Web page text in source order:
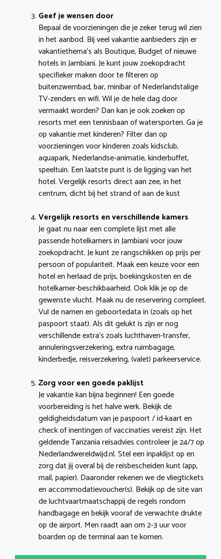
Geef je wensen door
Bepaal de voorzieningen die je zeker terug wil zien
in het aanbod. Bij veel vakantie aanbieders zijn er
vakantiethema’s als Boutique, Budget of nieuwe
hotels in Jambiani. Je kunt jouw zoekopdracht
specifieker maken door te filteren op
buitenzwembad, bar, minibar of Nederlandstalige
TV-zenders en wifi. Wil je de hele dag door
vermaakt worden? Dan kan je ook zoeken op
resorts met een tennisbaan of watersporten. Ga je
op vakantie met kinderen? Filter dan op
voorzieningen voor kinderen zoals kidsclub,
aquapark, Nederlandse-animatie, kinderbuffet,
speeltuin. Een laatste punt is de ligging van het
hotel. Vergelijk resorts direct aan zee, in het
centrum, dicht bij het strand of aan de kust
Vergelijk resorts en verschillende kamers
Je gaat nu naar een complete lijst met alle
passende hotelkamers in Jambiani voor jouw
zoekopdracht. Je kunt ze rangschikken op prijs per
persoon of populariteit. Maak een keuze voor een
hotel en herlaad de prijs, boekingskosten en de
hotelkamer-beschikbaarheid. Ook klik je op de
gewenste vlucht. Maak nu de reservering compleet.
Vul de namen en geboortedata in (zoals op het
paspoort staat). Als dit gelukt is zijn er nog
verschillende extra’s zoals luchthaven-transfer,
annuleringsverzekering, extra ruimbagage,
kinderbedje, reisverzekering, (valet) parkeerservice.
Zorg voor een goede paklijst
Je vakantie kan bijna beginnen! Een goede
voorbereiding is het halve werk. Bekijk de
geldigheidsdatum van je paspoort / id-kaart en
check of inentingen of vaccinaties vereist zijn. Het
geldende Tanzania reisadvies controleer je 24/7 op
Nederlandwereldwijd.nl. Stel een inpaklijst op en
zorg dat jij overal bij de reisbescheiden kunt (app,
mail, papier). Daaronder rekenen we de vliegtickets
en accommodatievoucher(s). Bekijk op de site van
de luchtvaartmaatschappij de regels rondom
handbagage en bekijk vooraf de verwachte drukte
op de airport. Men raadt aan om 2-3 uur voor
boarden op de terminal aan te komen.